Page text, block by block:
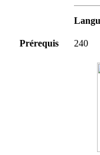
Prérequis 240